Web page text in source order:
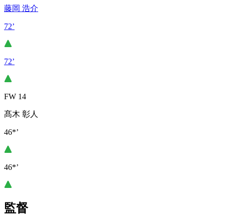
藤岡 浩介
72’
72’
FW 14
髙木 彰人
46*’
46*’
監督